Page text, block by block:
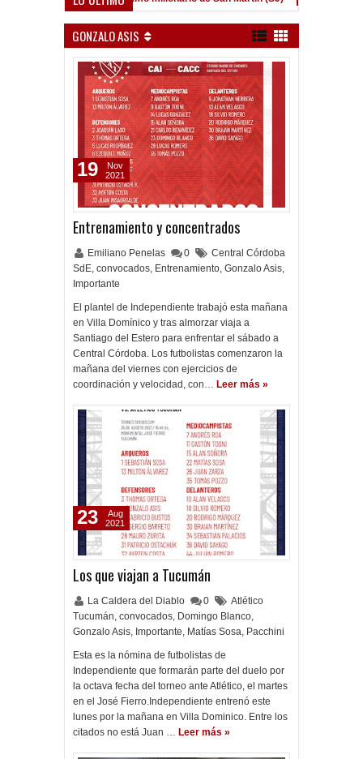
GONZALO ASIS
Entrenamiento y concentrados
Emiliano Penelas 0
Central Córdoba
SdE, convocados, Entrenamiento, Gonzalo Asis,
Importante
El plantel de Independiente trabajó esta mañana
en Villa Domínico y tras almorzar viaja a
Santiago del Estero para enfrentar el sábado a
Central Córdoba. Los futbolistas comenzaron la
mañana del viernes con ejercicios de
coordinación y velocidad, con… Leer más »
19
Nov
2021
Los que viajan a Tucumán
La Caldera del Diablo 0
Atlético
Tucumán, convocados, Domingo Blanco,
Gonzalo Asis, Importante, Matías Sosa, Pacchini
Esta es la nómina de futbolistas de
Independiente que formarán parte del duelo por
la octava fecha del torneo ante Atlético, el martes
en el José Fierro.Independiente entrenó este
lunes por la mañana en Villa Dominico. Entre los
citados no está Juan … Leer más »
23
Aug
2021